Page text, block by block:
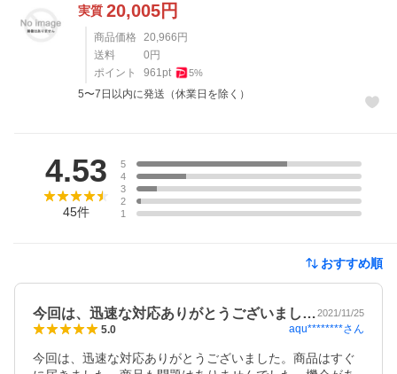
実質 20,005円
商品価格 20,966 円
送料
0 円
ポイント
961pt 5%
5〜7日以内に発送（休業日を除く）
4.53
45件
5
4
3
2
1
おすすめ順
今回は、迅速な対応ありがとうございまし…2021/11/25
5.0 aqu********さん
今回は、迅速な対応ありがとうございました。商品はすぐ